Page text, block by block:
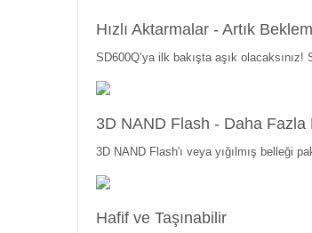
Hızlı Aktarmalar - Artık
SD600Q’ya ilk bakışta aşık
3D NAND Flash - Daha Fazla
3D NAND Flash'ı veya yığılmış belleği
Hafif ve Taşınabilir